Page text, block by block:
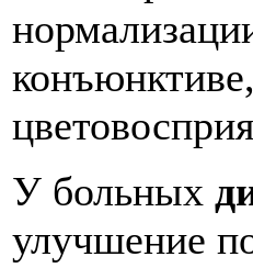
У больных
улучшение